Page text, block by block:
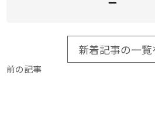
新着記事の一覧
前の記事